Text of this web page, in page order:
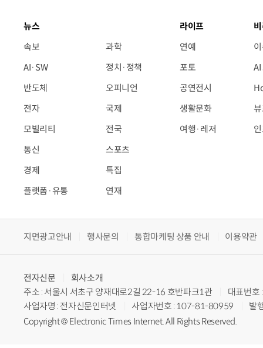
뉴스
속보
AI·SW
반도체
전자
모빌리티
통신
경제
플랫폼·유통
과학
정치·정책
오피니언
국제
전국
스포츠
특집
연재
라이프
연예
포토
공연전시
생활문화
여행·레저
지면광고안내 행사문의 통합마케팅 상품 안내 이용약관
전자신문
회사소개
주소 : 서울시 서초구 양재대로2길 22-16 호반파크1관
대표번
사업자명 : 전자신문인터넷
사업자번호 : 107-81-80959
발
Copyright © Electronic Times Internet. All Rights Reserved.